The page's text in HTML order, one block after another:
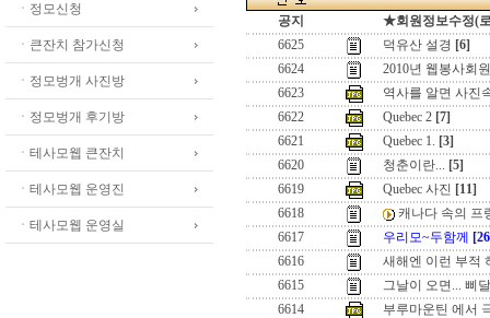
ㆍ정모신청
ㆍ큰잔치 참가신청
ㆍ정모벙개 사진방
ㆍ정모벙개 후기방
ㆍ테사모웹 큰잔치
ㆍ테사모웹 운영진
ㆍ테사모웹 운영실
공지
★회원정보수정(
6625
덕유산 설경 [6]
6624
2010년 웹봉사회
6623
역사를 알면 사진
6622
Quebec 2 [7]
6621
Quebec 1. [3]
6620
청춘이란... [5]
6619
Quebec 사진 [11]
6618
캐나다 속의 프
6617
우리모~두함께
6616
새해엔 이런 부적
6615
그날이 오면... 삐
6614
부루마운틴 에서